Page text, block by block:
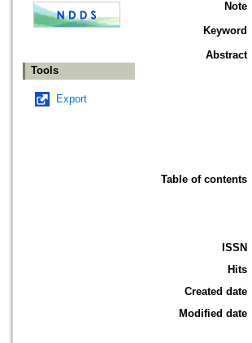
Tools
Export
Note
Keyword
Abstract
Table of contents
ISSN
Hits
Created date
Modified date